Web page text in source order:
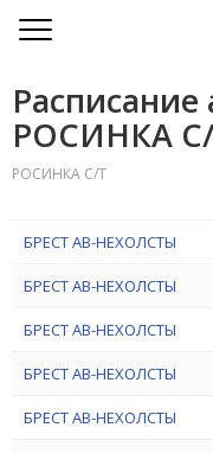
Расписание
РОСИНКА С/
РОСИНКА С/Т
БРЕСТ АВ-НЕХОЛСТЫ
БРЕСТ АВ-НЕХОЛСТЫ
БРЕСТ АВ-НЕХОЛСТЫ
БРЕСТ АВ-НЕХОЛСТЫ
БРЕСТ АВ-НЕХОЛСТЫ